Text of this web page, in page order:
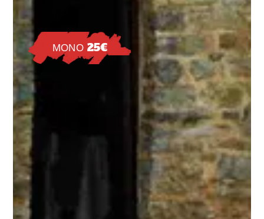
ΜΟΝΟ 25€